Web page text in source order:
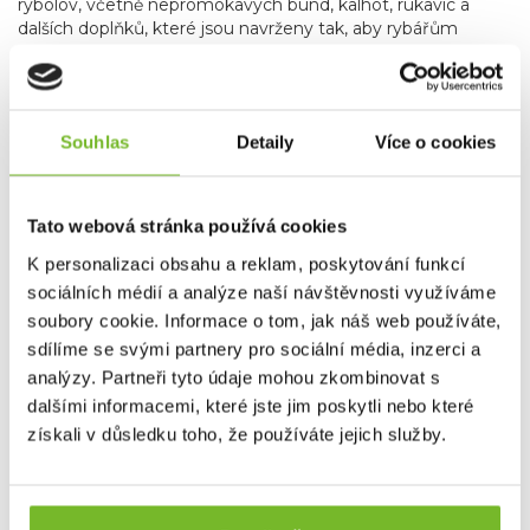
Souhlas Detaily Více o cookies
Tato webová stránka používá cookies
K personalizaci obsahu a reklam, poskytování funkcí
sociálních médií a analýze naší návštěvnosti využíváme
soubory cookie. Informace o tom, jak náš web používáte,
sdílíme se svými partnery pro sociální média, inzerci a
analýzy. Partneři tyto údaje mohou zkombinovat s
dalšími informacemi, které jste jim poskytli nebo které
získali v důsledku toho, že používáte jejich služby.
rybolov, včetně nepromokavých bund, kalhot, rukavic a
dalších doplňků, které jsou navrženy tak, aby rybářům
Od roku 2013 začala značka rozšiřovat svou nabídku i
po vysoce kvalitním a odolném oblečení pro sportovní
rybáře. Grundéns nyní nabízí špičkové vybavení pro
muškaření a přívlač, které splňuje náročné požadavky
pro muškaření a přívlač zahrnují vše od technických
bund a až po broďáky, které vám umožní soustředit se
na rybaření bez ohledu na počasí.Kromě
specializovaného rybářského oblečení zahrnuje nabídka
značky Grundéns také skvělé lifestyle produkty, jako jsou
stylové mikiny, trička a čepice. Tyto kousky nejenže
poskytují komfort a praktičnost, ale také umožňují rybářům
a outdoorovým nadšencům nosit oblečení, které reflektuje
jejich vášeň pro rybaření i v běžném životě.
volbou profesionálních i sportovních rybářů po celém
Bez ohledu na to, zda jste na vodě nebo trávíte čas